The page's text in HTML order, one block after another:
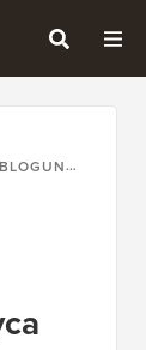
BLOGUNUZU WORDPRESS.COM'DAN WORDPRESS.ORG'A KOLAYCA TAŞIMA